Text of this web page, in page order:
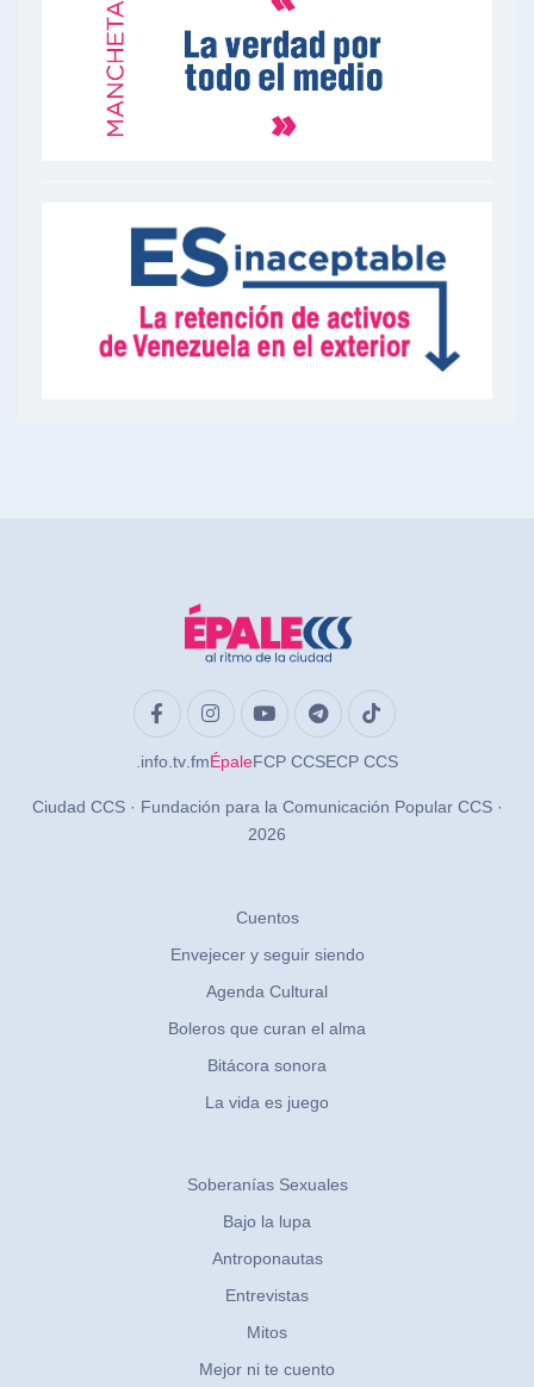
.info .tv .fmÉpaleFCP CCSECP CCS
Ciudad CCS · Fundación para la Comunicación Popular CCS ·
2026
Cuentos
Envejecer y seguir siendo
Agenda Cultural
Boleros que curan el alma
Bitácora sonora
La vida es juego
Soberanías Sexuales
Bajo la lupa
Antroponautas
Entrevistas
Mitos
Mejor ni te cuento